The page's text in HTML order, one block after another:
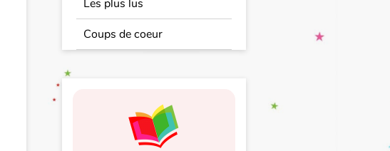
Les plus lus
Coups de coeur